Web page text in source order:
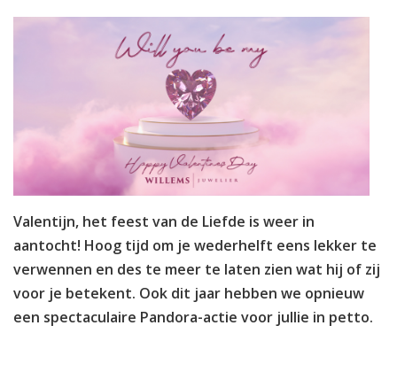
Valentijn, het feest van de Liefde is weer in
aantocht! Hoog tijd om je wederhelft eens lekker te
verwennen en des te meer te laten zien wat hij of zij
voor je betekent. Ook dit jaar hebben we opnieuw
een spectaculaire Pandora-actie voor jullie in petto.